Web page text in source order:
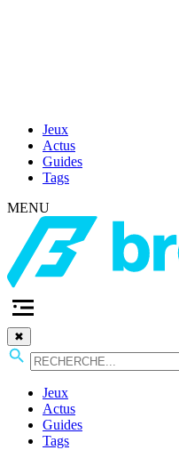
Jeux
Actus
Guides
Tags
MENU
✖
Jeux
Actus
Guides
Tags